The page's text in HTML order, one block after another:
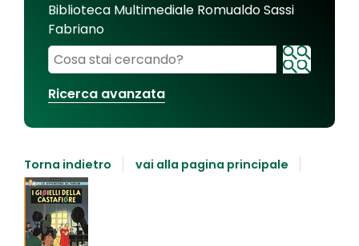
Biblioteca Multimediale Romualdo Sassi
Fabriano
Cerca su "Biblioteca Multimediale Romualdo
Ricerca avanzata
Torna indietro vai alla pagina principale
Dettaglio
del
documento